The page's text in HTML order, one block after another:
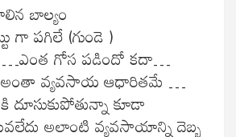
బాల్యం
గా పగిలే (గుండె )
…ఎంత గోస పడిందో కదా…
అంతా వ్యవసాయ ఆధారితమే …
దూసుకుపోతున్నా కూడా
అలాంటి వ్యవసాయాన్ని దెబ్బ